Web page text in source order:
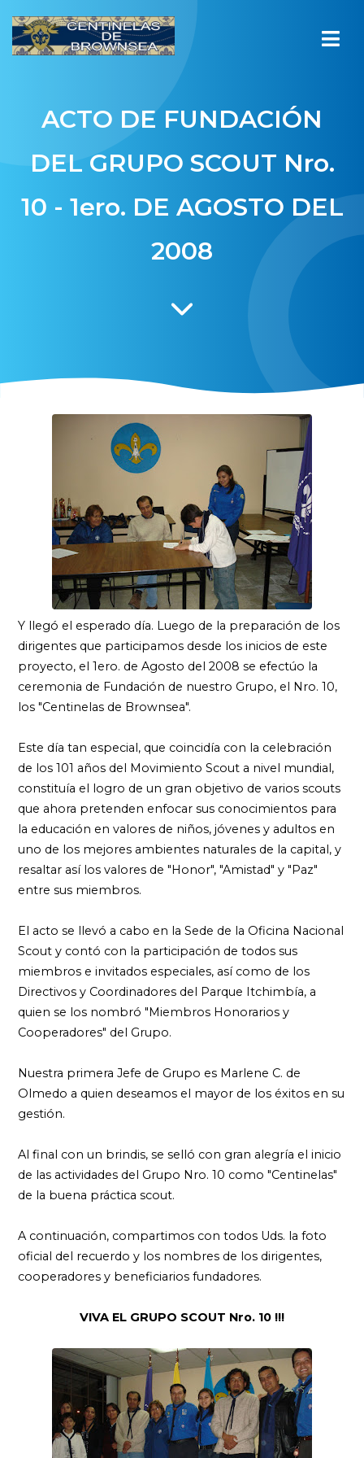
ACTO DE FUNDACIÓN
DEL GRUPO SCOUT Nro.
10 - 1ero. DE AGOSTO DEL
2008
Y llegó el esperado día. Luego de la preparación de los
dirigentes que participamos desde los inicios de este
proyecto, el 1ero. de Agosto del 2008 se efectúo la
ceremonia de Fundación de nuestro Grupo, el Nro. 10,
los "Centinelas de Brownsea".
Este día tan especial, que coincidía con la celebración
de los 101 años del Movimiento Scout a nivel mundial,
constituía el logro de un gran objetivo de varios scouts
que ahora pretenden enfocar sus conocimientos para
la educación en valores de niños, jóvenes y adultos en
uno de los mejores ambientes naturales de la capital, y
resaltar así los valores de "Honor", "Amistad" y "Paz"
entre sus miembros.
El acto se llevó a cabo en la Sede de la Oficina Nacional
Scout y contó con la participación de todos sus
miembros e invitados especiales, así como de los
Directivos y Coordinadores del Parque Itchimbía, a
quien se los nombró "Miembros Honorarios y
Cooperadores" del Grupo.
Nuestra primera Jefe de Grupo es Marlene C. de
Olmedo a quien deseamos el mayor de los éxitos en su
gestión.
Al final con un brindis, se selló con gran alegría el inicio
de las actividades del Grupo Nro. 10 como "Centinelas"
de la buena práctica scout.
A continuación, compartimos con todos Uds. la foto
oficial del recuerdo y los nombres de los dirigentes,
cooperadores y beneficiarios fundadores.
VIVA EL GRUPO SCOUT Nro. 10 !!!